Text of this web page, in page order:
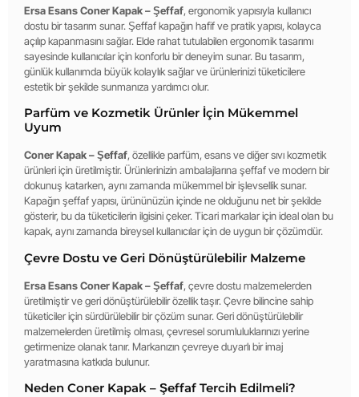
Ersa Esans Coner Kapak – Şeffaf, ergonomik yapısıyla kullanıcı
dostu bir tasarım sunar. Şeffaf kapağın hafif ve pratik yapısı, kolayca
açılıp kapanmasını sağlar. Elde rahat tutulabilen ergonomik tasarımı
sayesinde kullanıcılar için konforlu bir deneyim sunar. Bu tasarım,
günlük kullanımda büyük kolaylık sağlar ve ürünlerinizi tüketicilere
estetik bir şekilde sunmanıza yardımcı olur.
Parfüm ve Kozmetik Ürünler İçin Mükemmel
Uyum
Coner Kapak – Şeffaf, özellikle parfüm, esans ve diğer sıvı kozmetik
ürünleri için üretilmiştir. Ürünlerinizin ambalajlarına şeffaf ve modern bir
dokunuş katarken, aynı zamanda mükemmel bir işlevsellik sunar.
Kapağın şeffaf yapısı, ürününüzün içinde ne olduğunu net bir şekilde
gösterir, bu da tüketicilerin ilgisini çeker. Ticari markalar için ideal olan bu
kapak, aynı zamanda bireysel kullanıcılar için de uygun bir çözümdür.
Çevre Dostu ve Geri Dönüştürülebilir Malzeme
Ersa Esans Coner Kapak – Şeffaf, çevre dostu malzemelerden
üretilmiştir ve geri dönüştürülebilir özellik taşır. Çevre bilincine sahip
tüketiciler için sürdürülebilir bir çözüm sunar. Geri dönüştürülebilir
malzemelerden üretilmiş olması, çevresel sorumluluklarınızı yerine
getirmenize olanak tanır. Markanızın çevreye duyarlı bir imaj
yaratmasına katkıda bulunur.
Neden Coner Kapak – Şeffaf Tercih Edilmeli?